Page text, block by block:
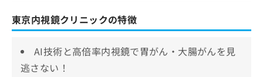
東京内視鏡クリニックの特徴
AI技術と高倍率内視鏡で胃がん・大腸がんを見
逃さない！